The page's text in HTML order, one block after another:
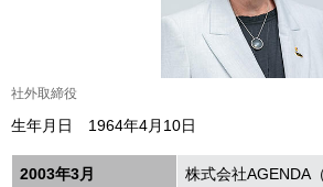
社外取締役
生年月日 1964年4月10日
2003年3月
株式会社AGENDA